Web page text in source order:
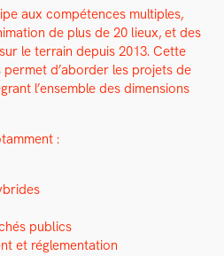
aux com­pé­tences mul­ti­ples,
de plus de 20 lieux, et des
le ter­rain depuis 2013. Cette
per­met d’aborder les pro­jets de
l’ensemble des dimen­sions
:
publics
et régle­men­ta­tion